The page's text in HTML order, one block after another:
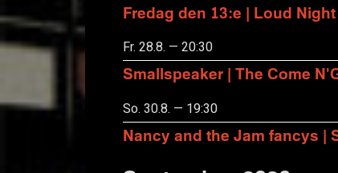
Fredag den 13:e | Loud Night
Fr. 28.8. — 20:30
Smallspeaker | The Come
So. 30.8. — 19:30
Nancy and the Jam fancys |